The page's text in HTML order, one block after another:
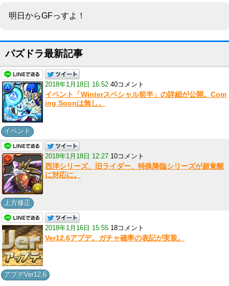
明日からGFっすよ！
パズドラ最新記事
2018年1月18日 16:52 40コメント
イベント「Winterスペシャル前半」の詳細が公開。Com
ing Soonは無し。
イベント
2018年1月18日 12:27 10コメント
西洋シリーズ、旧ライダー、特殊降臨シリーズが超覚醒
に対応に。
上方修正
2018年1月16日 15:55 18コメント
Ver12.6アプデ。ガチャ確率の表記が実装。
アプデVer12.6